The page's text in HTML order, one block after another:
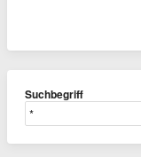
Suchbegriff